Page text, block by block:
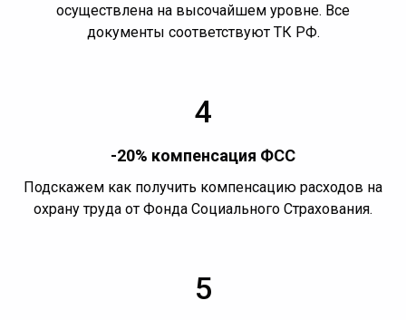
осуществлена на высочайшем уровне. Все
документы соответствуют ТК РФ.
4
-20% компенсация ФСС
Подскажем как получить компенсацию расходов на
охрану труда от Фонда Социального Страхования.
5